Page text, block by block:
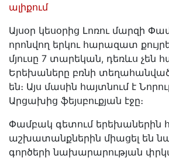
ալիքում
Այսօր կեսօրից Լոռու մարզի
որոնվող երկու հարազատ
մյուսը 7 տարեկան, դեռևս չեն
Երեխաները բռնի
են։ Այս մասին հայտնում է
Արցախից ֆեյսբուքյան էջը։
Փամբակ գետում երեխաներին
աշխատանքներին միացել են
գործերի նախարարության